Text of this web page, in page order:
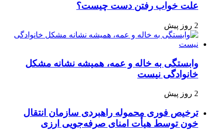
علت خواب رفتن دست چیست؟
2 روز پیش
وابستگی به خاله و عمه، همیشه نشانه مشکل
خانوادگی نیست
2 روز پیش
ترخیص فوری محموله راهبردی سازمان انتقال
خون توسط هیأت امنای صرفه‌جویی ارزی